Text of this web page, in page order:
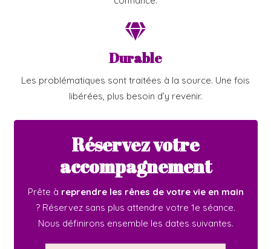
Durable
Les problématiques sont traitées à la source. Une fois
libérées, plus besoin d’y revenir.
Réservez votre
accompagnement
Prête à reprendre les rênes de votre vie en main
? Réservez sans plus attendre votre 1e séance.
Nous définirons ensemble les dates suivantes.